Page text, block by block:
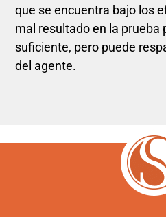
que se encuentra bajo los
mal resultado en la prueba
suficiente, pero puede
del agente.